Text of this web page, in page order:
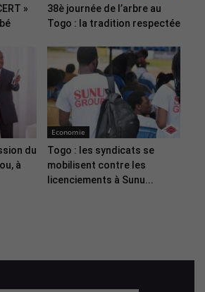
»
38è journée de l’arbre au
Togo : la tradition respectée
du
à
Economie
Togo : les syndicats se
mobilisent contre les
licenciements à Sunu...